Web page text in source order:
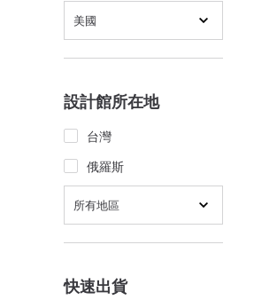
美國
設計館所在地
台灣
俄羅斯
所有地區
快速出貨